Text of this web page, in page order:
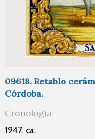
09618. Retablo
Córdoba.
Cronología
1947. ca.